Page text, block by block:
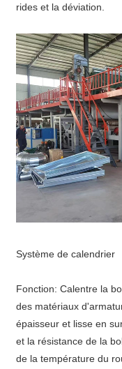
rides et la déviation.
Système de calendrier
Fonction: Calentre la
des matériaux
épaisseur et lisse en
et la résistance de la
de la température du